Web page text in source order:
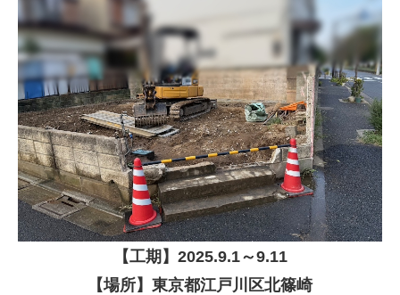
【工期】 2025.9.1～9.11
【場所】東京都江戸川区北篠崎